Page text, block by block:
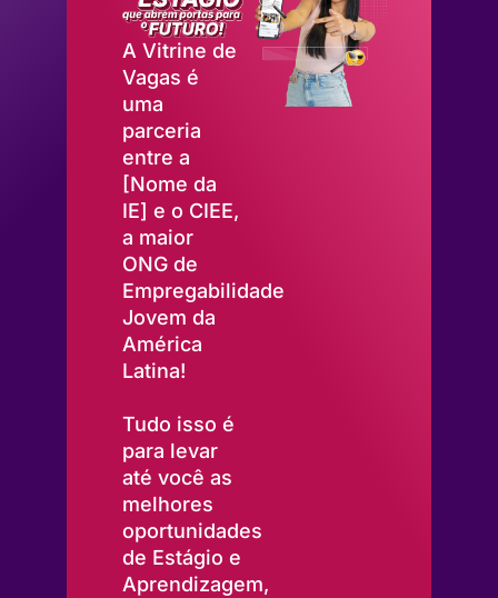
A Vitrine de
Vagas é
uma
parceria
entre a
[Nome da
IE] e o CIEE,
a maior
ONG de
Empregabilidade
Jovem da
América
Latina!
Tudo isso é
para levar
até você as
melhores
oportunidades
de Estágio e
Aprendizagem,